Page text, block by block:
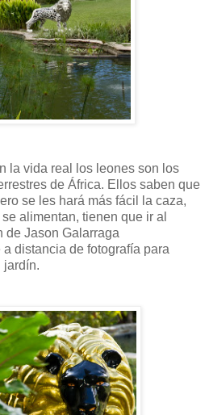
la vida real los leones son los
de África. Ellos saben que
se les hará más fácil la caza,
alimentan, tienen que ir al
de Jason Galarraga
distancia de fotografía para
jardín.